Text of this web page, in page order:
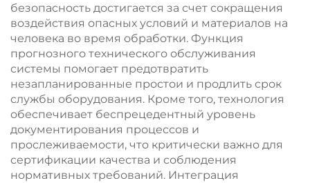
безопасность достигается за счет сокращения
воздействия опасных условий и материалов на
человека во время обработки. Функция
прогнозного технического обслуживания
системы помогает предотвратить
незапланированные простои и продлить срок
службы оборудования. Кроме того, технология
обеспечивает беспрецедентный уровень
документирования процессов и
прослеживаемости, что критически важно для
сертификации качества и соблюдения
нормативных требований. Интеграция